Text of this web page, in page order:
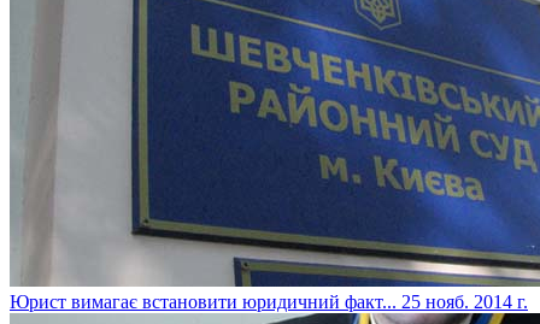
Юрист вимагає встановити юридичний факт... 25 нояб. 2014 г.